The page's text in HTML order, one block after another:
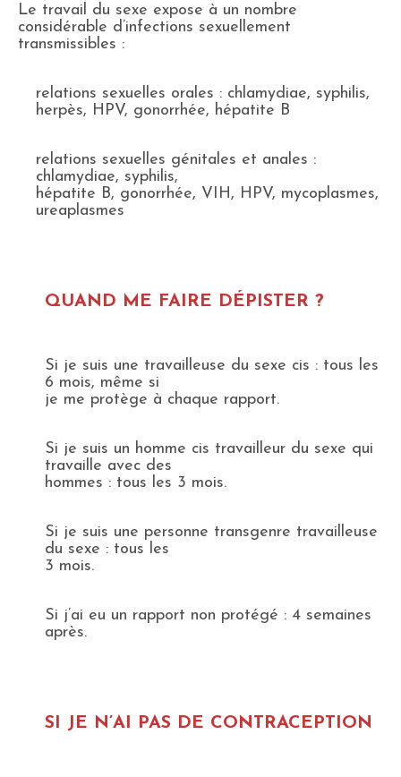
Le travail du sexe expose à un nombre
considérable d’infections sexuellement
transmissibles :
relations sexuelles orales : chlamydiae, syphilis,
herpès, HPV, gonorrhée, hépatite B
relations sexuelles génitales et anales :
chlamydiae, syphilis,
hépatite B, gonorrhée, VIH, HPV, mycoplasmes,
ureaplasmes
QUAND ME FAIRE DÉPISTER ?
Si je suis une travailleuse du sexe cis : tous les
6 mois, même si
je me protège à chaque rapport.
Si je suis un homme cis travailleur du sexe qui
travaille avec des
hommes : tous les 3 mois.
Si je suis une personne transgenre travailleuse
du sexe : tous les
3 mois.
Si j’ai eu un rapport non protégé : 4 semaines
après.
SI JE N’AI PAS DE CONTRACEPTION